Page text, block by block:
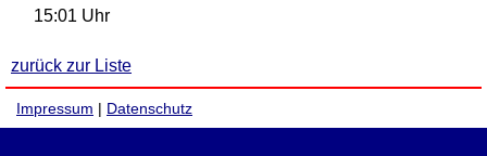
15:01 Uhr
zurück zur Liste
Impressum | Datenschutz